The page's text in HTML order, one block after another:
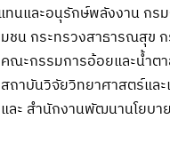
นและอนุรักษ์พลังงาน กร
น กระทรวงสาธารณสุข
ณะกรรมการอ้อยและน้ำต
ถาบันวิจัยวิทยาศาสตร์และ
และ สำนักงานพัฒนานโยบา